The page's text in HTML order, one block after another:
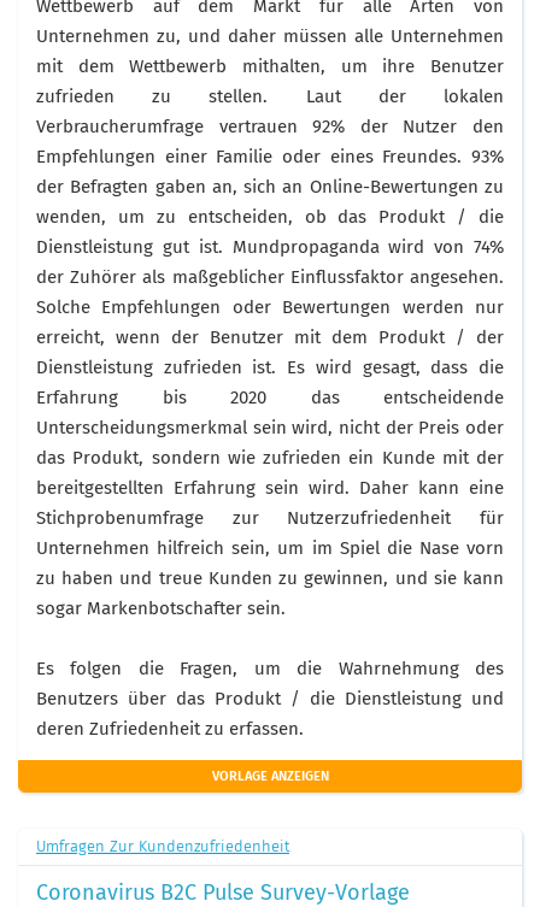
Wettbewerb auf dem Markt für alle Arten von
Unternehmen zu, und daher müssen alle Unternehmen
mit dem Wettbewerb mithalten, um ihre Benutzer
zufrieden zu stellen. Laut der lokalen
Verbraucherumfrage vertrauen 92% der Nutzer den
Empfehlungen einer Familie oder eines Freundes. 93%
der Befragten gaben an, sich an Online-Bewertungen zu
wenden, um zu entscheiden, ob das Produkt / die
Dienstleistung gut ist. Mundpropaganda wird von 74%
der Zuhörer als maßgeblicher Einflussfaktor angesehen.
Solche Empfehlungen oder Bewertungen werden nur
erreicht, wenn der Benutzer mit dem Produkt / der
Dienstleistung zufrieden ist. Es wird gesagt, dass die
Erfahrung bis 2020 das entscheidende
Unterscheidungsmerkmal sein wird, nicht der Preis oder
das Produkt, sondern wie zufrieden ein Kunde mit der
bereitgestellten Erfahrung sein wird. Daher kann eine
Stichprobenumfrage zur Nutzerzufriedenheit für
Unternehmen hilfreich sein, um im Spiel die Nase vorn
zu haben und treue Kunden zu gewinnen, und sie kann
sogar Markenbotschafter sein.
Es folgen die Fragen, um die Wahrnehmung des
Benutzers über das Produkt / die Dienstleistung und
deren Zufriedenheit zu erfassen.
VORLAGE ANZEIGEN
Umfragen Zur Kundenzufriedenheit
Coronavirus B2C Pulse Survey-Vorlage